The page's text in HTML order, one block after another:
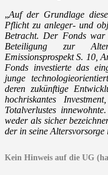
„Auf der Grundlage
Pflicht zu anleger- und
Betracht. Der Fonds
Beteiligung zur
Emissionsprospekt S. 10,
Fonds investierte das
junge
deren zukünftige
hochriskantes
Totalverlustes
weder als sicher
der in seine Altersvorsorge
Kein Hinweis auf die UG